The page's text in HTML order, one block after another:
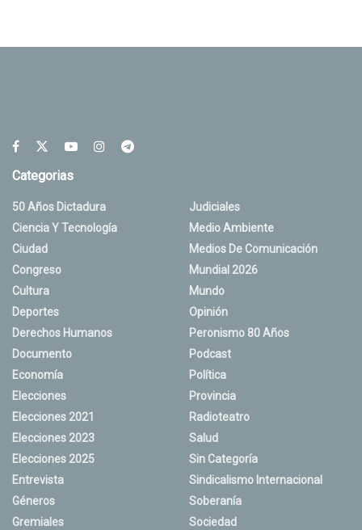
Categorias
50 Años Dictadura
Ciencia Y Tecnología
Ciudad
Congreso
Cultura
Deportes
Derechos Humanos
Documento
Economía
Elecciones
Elecciones 2021
Elecciones 2023
Elecciones 2025
Entrevista
Géneros
Gremiales
Judiciales
Medio Ambiente
Medios De Comunicación
Mundial 2026
Mundo
Opinión
Peronismo 80 Años
Podcast
Política
Provincia
Radioteatro
Salud
Sin Categoría
Sindicalismo Internacional
Soberanía
Sociedad